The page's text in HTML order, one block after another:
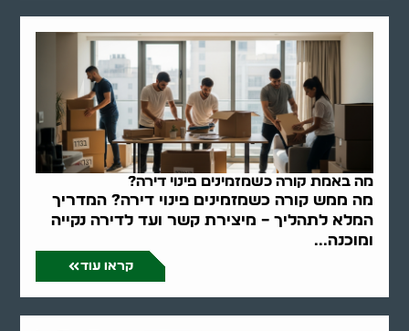
מה באמת קורה כשמזמינים פינוי דירה?
מה ממש קורה כשמזמינים פינוי דירה? המדריך
המלא לתהליך – מיצירת קשר ועד לדירה נקייה
ומוכנה...
קראו עוד